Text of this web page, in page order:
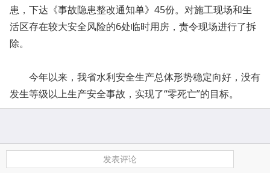
患，下达《事故隐患整改通知单》45份。对施工现场和生
活区存在较大安全风险的6处临时用房，责令现场进行了拆
除。
今年以来，我省水利安全生产总体形势稳定向好，没有
发生等级以上生产安全事故，实现了“零死亡”的目标。
发表评论